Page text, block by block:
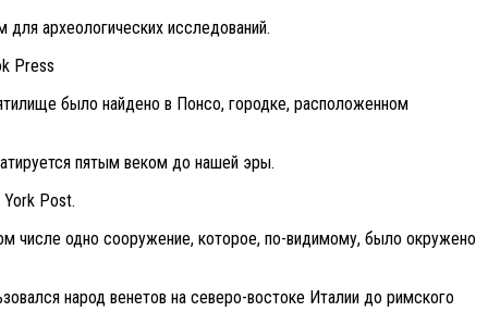
археологических исследований.
Press
было найдено в Понсо, городке, расположенном
пятым веком до нашей эры.
Post.
числе одно сооружение, которое, по-видимому, было окружено
народ венетов на северо-востоке Италии до римского